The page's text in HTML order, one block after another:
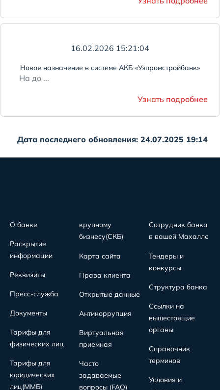
16.02.2026 15:21:04
Новое назначение в системе АКБ «Узпромстройбанк»
На до ...
Узнать подробнее
Дата последнего обновления: 24.07.2025 19:14
О банке
Раскрытие
информации
Реквизиты
Пресс-служба
Документы
Тарифы для
физических лиц
Тарифы для
юридических
лиц(MMБ)
крупному
бизнесу(СКБ)
Карта сайта
Права клиента
Открытые данные
Антикоррупция
Виртуальная
приемная
Часто
задаваемые
вопросы (FAQ)
Сотрудник банка
в вашей Махалле
Тендеры и
конкурсы
Структура банка
Ссылки на
вышестоящие
органы
Справочник
терминов
Условия и